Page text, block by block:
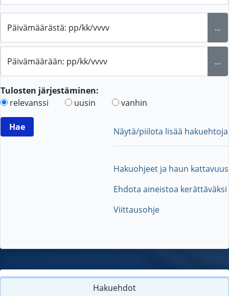
Päivämäärästä: pp/kk/vvvv ...
Päivämäärään: pp/kk/vvvv ...
Tulosten järjestäminen:
relevanssi
uusin vanhin
Näytä/piilota lisää hakuehtoja
Hakuohjeet ja haun kattavuus
Ehdota aineistoa kerättäväksi
Viittausohje
Hakuehdot